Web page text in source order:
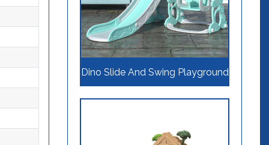
Dino Slide And Swing Playground